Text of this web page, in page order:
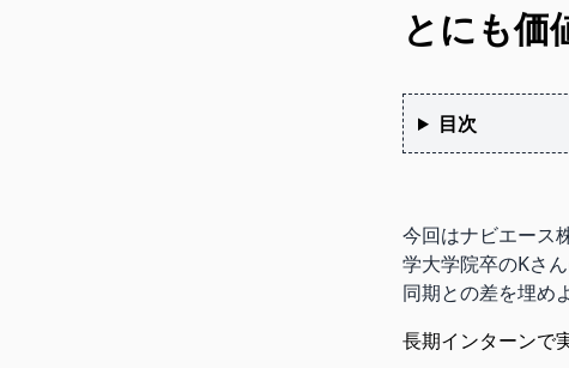
とにも価
目次
今回はナビエース
学大学院卒のKさ
同期との差を埋め
長期インターンで